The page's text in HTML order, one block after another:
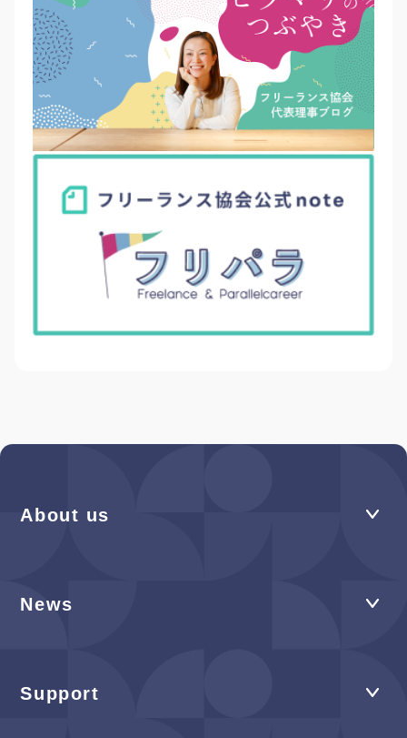
About us
News
Support